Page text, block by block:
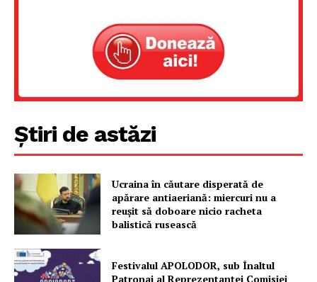
Știri de astăzi
Ucraina în căutare disperată de
apărare antiaeriană: miercuri nu a
reușit să doboare nicio racheta
balistică rusească
Festivalul APOLODOR, sub Înaltul
Patronaj al Reprezentanței Comisiei